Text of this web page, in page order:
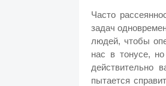
Часто
задач
людей, чтобы
нас в тонусе,
действительно
пытается